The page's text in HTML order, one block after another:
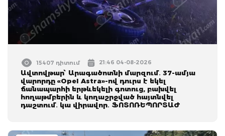
15407 դիտում 21:46 04-08-2026
Ավտովթար՝ Արագածոտնի մարզում․ 37-ամյա
վարորդը «Opel Astra»-ով դուրս է եկել
ճանապարհի երթևեկելի գոտուց, բախվել
հողաթմբերին և կողաշրջված հայտնվել
դաշտում․ կա վիրավոր․ ՖՈՏՈՌԵՊՈՐՏԱԺ